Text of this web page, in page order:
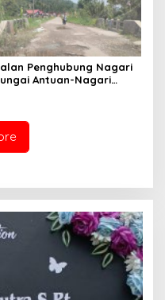
Penghubung Nagari
Antuan-Nagari